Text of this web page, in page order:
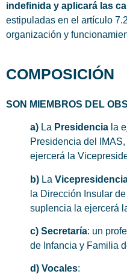
indefinida y aplicará las
estipuladas en el artículo
organización y
COMPOSICIÓN
SON MIEMBROS DEL
a) La Presidencia la
Presidencia del
ejercerá la
b) La
la Dirección Insular
suplencia la ejercerá
c) Secretaría: un
de Infancia y Familia
d) Vocales: